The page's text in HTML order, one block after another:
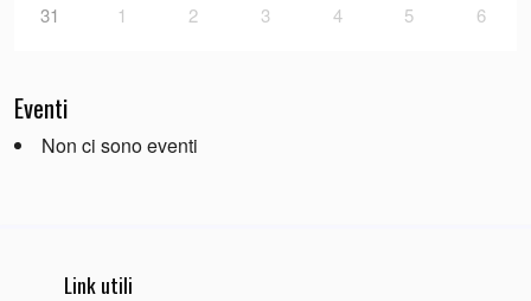
31 1 2 3 4 5 6
Eventi
Non ci sono eventi
Link utili